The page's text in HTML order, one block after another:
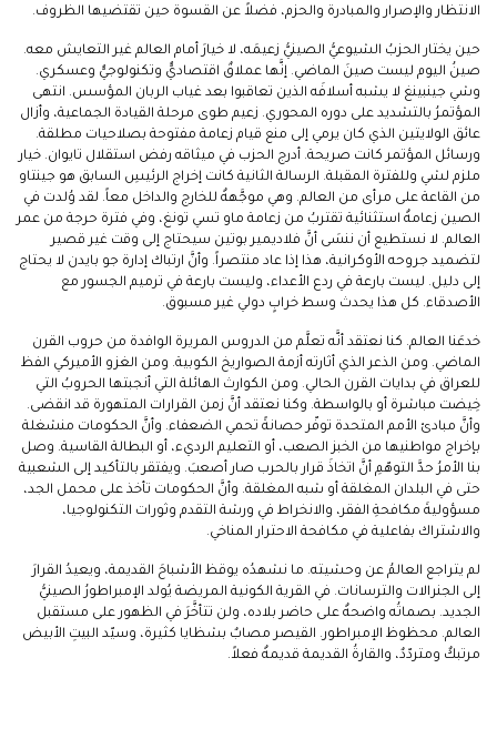
الانتظار والإصرار والمبادرة والحزم، فضلاً عن القسوة حين تقتضيها الظروف.
حين يختار الحزبُ الشيوعيُّ الصينيُّ زعيمَه، لا خيارَ أمام العالم غير التعايش معه.
صينُ اليوم ليست صينَ الماضي. إنَّها عملاقٌ اقتصاديٌّ وتكنولوجيٌّ وعسكري.
وشي جينبينغ لا يشبه أسلافَه الذين تعاقبوا بعد غياب الربان المؤسس. انتهى
المؤتمرُ بالتشديد على دوره المحوري. زعيم طوى مرحلة القيادة الجماعية، وأزال
عائق الولايتين الذي كان يرمي إلى منع قيام زعامة مفتوحة بصلاحيات مطلقة.
ورسائل المؤتمر كانت صريحة. أدرج الحزب في ميثاقه رفض استقلال تايوان. خيار
ملزم لشي وللفترة المقبلة. الرسالة الثانية كانت إخراج الرئيسِ السابق هو جينتاو
من القاعة على مرأى من العالم. وهي موجَّهةٌ للخارج والداخل معاً. لقد وُلدت في
الصين زعامةٌ استثنائية تقتربُ من زعامة ماو تسي تونغ، وفي فترة حرجة من عمر
العالم. لا نستطيع أن ننسَى أنَّ فلاديمير بوتين سيحتاج إلى وقت غير قصير
لتضميد جروحه الأوكرانية، هذا إذا عاد منتصراً. وأنَّ ارتباك إدارة جو بايدن لا يحتاج
إلى دليل. ليست بارعة في ردع الأعداء، وليست بارعة في ترميم الجسور مع
الأصدقاء. كل هذا يحدث وسط خرابٍ دولي غير مسبوق.
خدعَنا العالم. كنا نعتقد أنَّه تعلَّم من الدروس المريرة الوافدة من حروب القرن
الماضي. ومن الذعر الذي أثارته أزمة الصواريخ الكوبية. ومن الغزو الأميركي الفظ
للعراق في بدايات القرن الحالي. ومن الكوارث الهائلة التي أنجبتها الحروبُ التي
خِيضت مباشرة أو بالواسطة. وكنا نعتقد أنَّ زمن القرارات المتهورة قد انقضى.
وأنَّ مبادئ الأمم المتحدة توفّر حصانةً تحمي الضعفاء. وأنَّ الحكومات منشغلة
بإخراج مواطنيها من الخبز الصعب، أو التعليم الرديء، أو البطالة القاسية. وصل
بنا الأمرُ حدَّ التوهّمِ أنَّ اتخاذَ قرار بالحرب صار أصعبَ. ويفتقر بالتأكيد إلى الشعبية
حتى في البلدان المغلقة أو شبه المغلقة. وأنَّ الحكومات تأخذ على محمل الجد،
مسؤوليةَ مكافحةِ الفقر، والانخراط في ورشة التقدم وثورات التكنولوجيا،
والاشتراك بفاعلية في مكافحة الاحترار المناخي.
لم يتراجع العالمُ عن وحشيته. ما نشهدُه يوقظ الأشباحَ القديمة، ويعيدُ القرارَ
إلى الجنرالات والترسانات. في القرية الكونية المريضة يُولد الإمبراطورُ الصينيُّ
الجديد. بصماتُه واضحةٌ على حاضر بلاده، ولن تتأخَّرَ في الظهور على مستقبل
العالم. محظوظ الإمبراطور. القيصر مصابٌ بشظايا كثيرة، وسيّد البيتِ الأبيض
مرتبكٌ ومتردّدٌ، والقارةُ القديمة قديمةٌ فعلاً.